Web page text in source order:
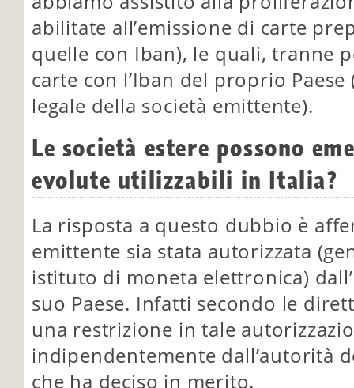
abilitate all’emissione di carte
quelle con Iban), le quali, tranne
carte con l’Iban del proprio
legale della società emittente).
Le società estere possono
evolute utilizzabili in Italia?
La risposta a questo dubbio è
emittente sia stata autorizzata
istituto di moneta elettronica)
suo Paese. Infatti secondo le
una restrizione in tale
indipendentemente dall’autorità
che ha deciso in merito.